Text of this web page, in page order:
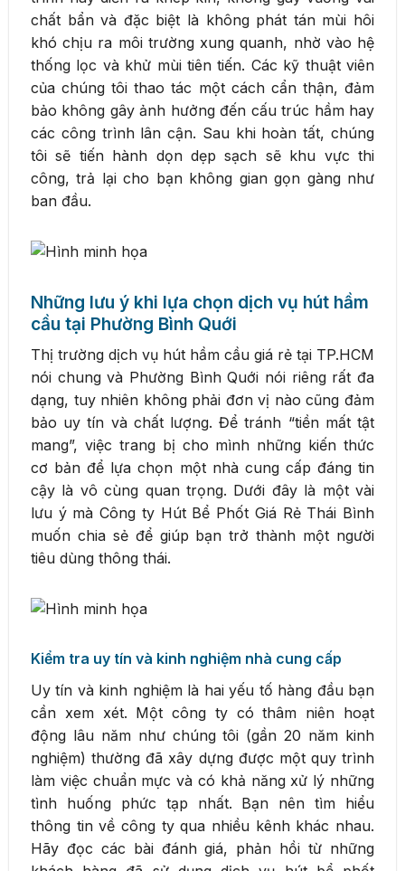
chất bẩn và đặc biệt là không phát tán mùi hôi
khó chịu ra môi trường xung quanh, nhờ vào hệ
thống lọc và khử mùi tiên tiến. Các kỹ thuật viên
của chúng tôi thao tác một cách cẩn thận, đảm
bảo không gây ảnh hưởng đến cấu trúc hầm hay
các công trình lân cận. Sau khi hoàn tất, chúng
tôi sẽ tiến hành dọn dẹp sạch sẽ khu vực thi
công, trả lại cho bạn không gian gọn gàng như
ban đầu.
Những lưu ý khi lựa chọn dịch vụ hút hầm
cầu tại Phường Bình Quới
Thị trường dịch vụ hút hầm cầu giá rẻ tại TP.HCM
nói chung và Phường Bình Quới nói riêng rất đa
dạng, tuy nhiên không phải đơn vị nào cũng đảm
bảo uy tín và chất lượng. Để tránh “tiền mất tật
mang”, việc trang bị cho mình những kiến thức
cơ bản để lựa chọn một nhà cung cấp đáng tin
cậy là vô cùng quan trọng. Dưới đây là một vài
lưu ý mà Công ty Hút Bể Phốt Giá Rẻ Thái Bình
muốn chia sẻ để giúp bạn trở thành một người
tiêu dùng thông thái.
Kiểm tra uy tín và kinh nghiệm nhà cung cấp
Uy tín và kinh nghiệm là hai yếu tố hàng đầu bạn
cần xem xét. Một công ty có thâm niên hoạt
động lâu năm như chúng tôi (gần 20 năm kinh
nghiệm) thường đã xây dựng được một quy trình
làm việc chuẩn mực và có khả năng xử lý những
tình huống phức tạp nhất. Bạn nên tìm hiểu
thông tin về công ty qua nhiều kênh khác nhau.
Hãy đọc các bài đánh giá, phản hồi từ những